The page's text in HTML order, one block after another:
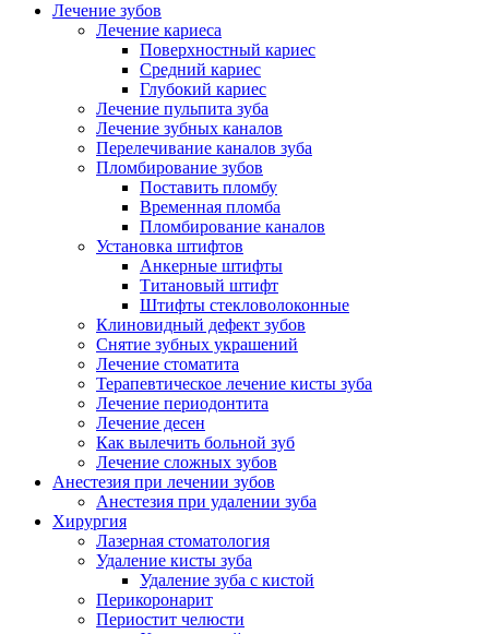
Лечение зубов
Лечение кариеса
Поверхностный кариес
Средний кариес
Глубокий кариес
Лечение пульпита зуба
Лечение зубных каналов
Перелечивание каналов зуба
Пломбирование зубов
Поставить пломбу
Временная пломба
Пломбирование каналов
Установка штифтов
Анкерные штифты
Титановый штифт
Штифты стекловолоконные
Клиновидный дефект зубов
Снятие зубных украшений
Лечение стоматита
Терапевтическое лечение кисты зуба
Лечение периодонтита
Лечение десен
Как вылечить больной зуб
Лечение сложных зубов
Анестезия при лечении зубов
Анестезия при удалении зуба
Хирургия
Лазерная стоматология
Удаление кисты зуба
Удаление зуба с кистой
Перикоронарит
Периостит челюсти